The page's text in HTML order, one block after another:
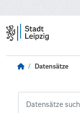
Datensätze